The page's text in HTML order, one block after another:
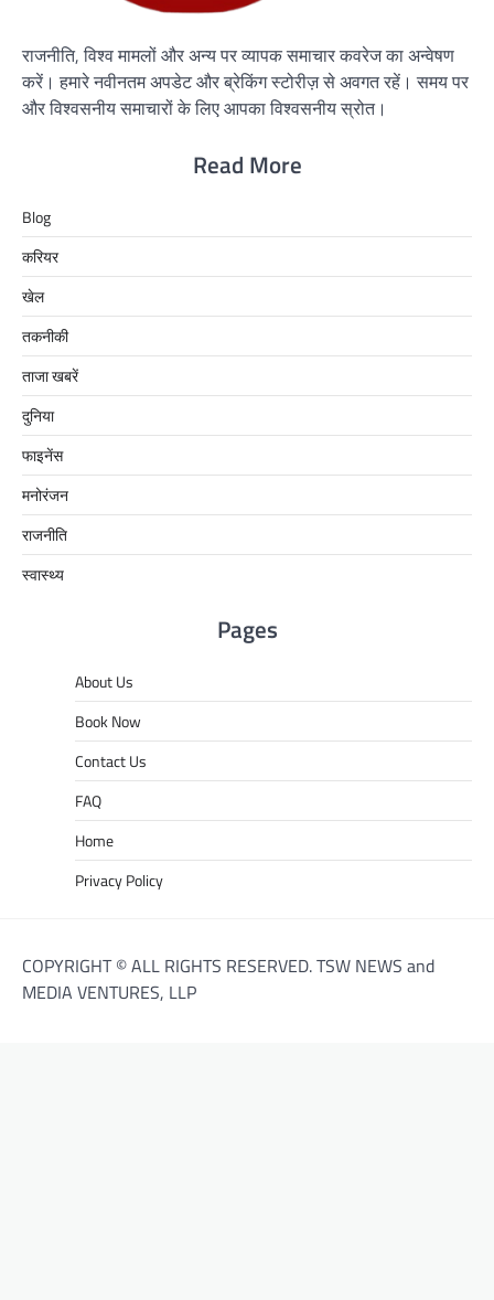
राजनीति, विश्व मामलों और अन्य पर व्यापक समाचार कवरेज का अन्वेषण
करें। हमारे नवीनतम अपडेट और ब्रेकिंग स्टोरीज़ से अवगत रहें। समय पर
और विश्वसनीय समाचारों के लिए आपका विश्वसनीय स्रोत।
Read More
Blog
करियर
खेल
तकनीकी
ताजा खबरें
दुनिया
फाइनेंस
मनोरंजन
राजनीति
स्वास्थ्य
Pages
About Us
Book Now
Contact Us
FAQ
Home
Privacy Policy
COPYRIGHT © ALL RIGHTS RESERVED. TSW NEWS and
MEDIA VENTURES, LLP